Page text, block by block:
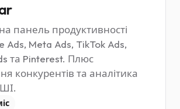
панель продуктивності
Ads, Meta Ads, TikTok Ads,
та Pinterest. Плюс
конкурентів та аналітика